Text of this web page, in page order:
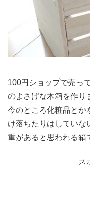
100円ショップで売っ
のよさげな木箱を作り
今のところ化粧品とか
け落ちたりはしていな
重があると思われる箱
ス